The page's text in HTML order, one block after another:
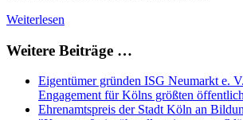
Weiterlesen
Weitere Beiträge …
Eigentümer gründen ISG Neumarkt e.
Engagement für Kölns größten
Ehrenamtspreis der Stadt Köln an